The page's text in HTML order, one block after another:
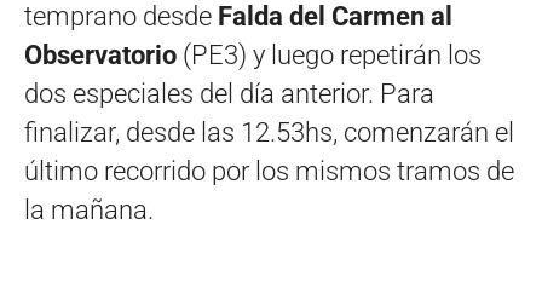
temprano desde Falda del Carmen al
Observatorio (PE3) y luego repetirán los
dos especiales del día anterior. Para
finalizar, desde las 12.53hs, comenzarán el
último recorrido por los mismos tramos de
la mañana.